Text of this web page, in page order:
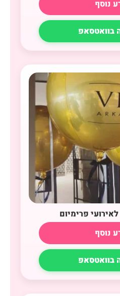
נוסף
בוואטסאפ
פרימיום
נוסף
בוואטסאפ